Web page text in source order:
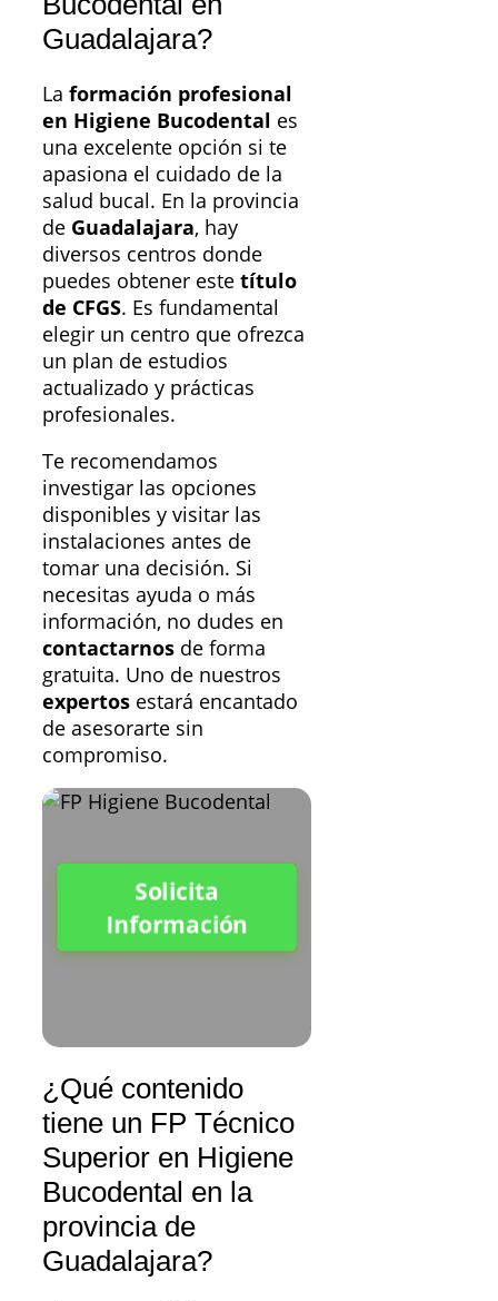
Guadalajara?
La formación profesional
en Higiene Bucodental es
una excelente opción si te
apasiona el cuidado de la
salud bucal. En la provincia
de Guadalajara, hay
diversos centros donde
puedes obtener este título
de CFGS. Es fundamental
elegir un centro que ofrezca
un plan de estudios
actualizado y prácticas
profesionales.
Te recomendamos
investigar las opciones
disponibles y visitar las
instalaciones antes de
tomar una decisión. Si
necesitas ayuda o más
información, no dudes en
contactarnos de forma
gratuita. Uno de nuestros
expertos estará encantado
de asesorarte sin
compromiso.
Solicita
Información
¿Qué contenido
tiene un FP Técnico
Superior en Higiene
Bucodental en la
provincia de
Guadalajara?